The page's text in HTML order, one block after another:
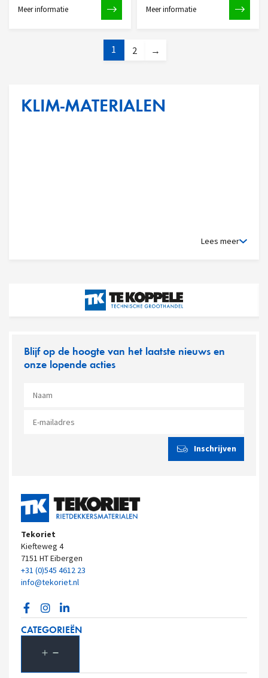
Meer informatie Meer informatie
1 2 →
KLIM-MATERIALEN
Lees meer
Blijf op de hoogte van het laatste nieuws en
onze lopende acties
Tekoriet
Kiefteweg 4
7151 HT Eibergen
+31 (0)545 4612 23
info@tekoriet.nl
CATEGORIEËN